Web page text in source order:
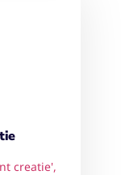
creatie',